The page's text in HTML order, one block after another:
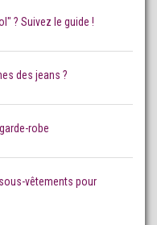
? Suivez le guide !
des jeans ?
robe
vêtements pour